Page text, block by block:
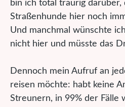
bin ich total traurig darüber,
Straßenhunde hier noch
Und manchmal wünschte
nicht hier und müsste das
Dennoch mein Aufruf an
reisen möchte: habt keine
Streunern, in 99% der Fälle